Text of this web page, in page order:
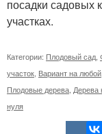
посадки садовых
участках.
Категории: Плодовый сад
участок Вариант на любой
Плодовые дерева Дерева
нуля